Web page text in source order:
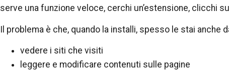
serve una funzione veloce, cerchi un’estensione, clicchi su
Il problema è che, quando la installi, spesso le stai anche
vedere i siti che visiti
leggere e modificare contenuti sulle pagine